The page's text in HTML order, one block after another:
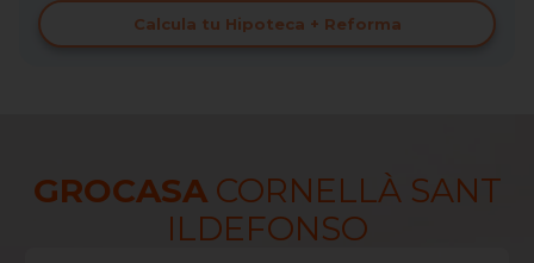
Calcula tu Hipoteca + Reforma
GROCASA CORNELLÀ SANT
ILDEFONSO